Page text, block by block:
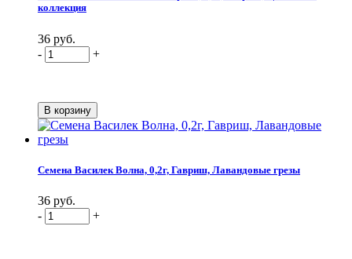
коллекция
36 руб.
-
+
Семена Василек Волна, 0,2г, Гавриш, Лавандовые грезы
36 руб.
-
+